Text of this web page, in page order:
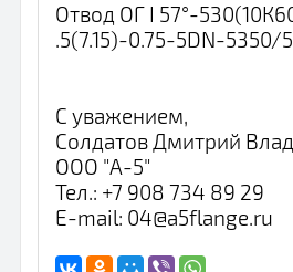
Отв​од ОГ I 57°-
.5(7.15)-0.75-5DN-5350/
С уважением,
Солдатов Дмитрий
ООО "А-5"
Тел.: +7 908 734 89 29
E-mail: 04@a5flange.ru